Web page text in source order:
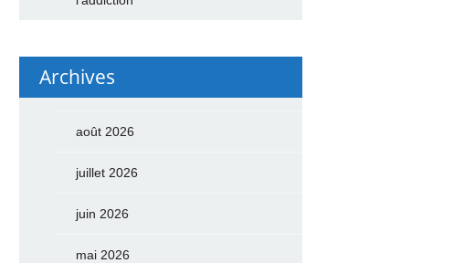
Archives
août 2026
juillet 2026
juin 2026
mai 2026